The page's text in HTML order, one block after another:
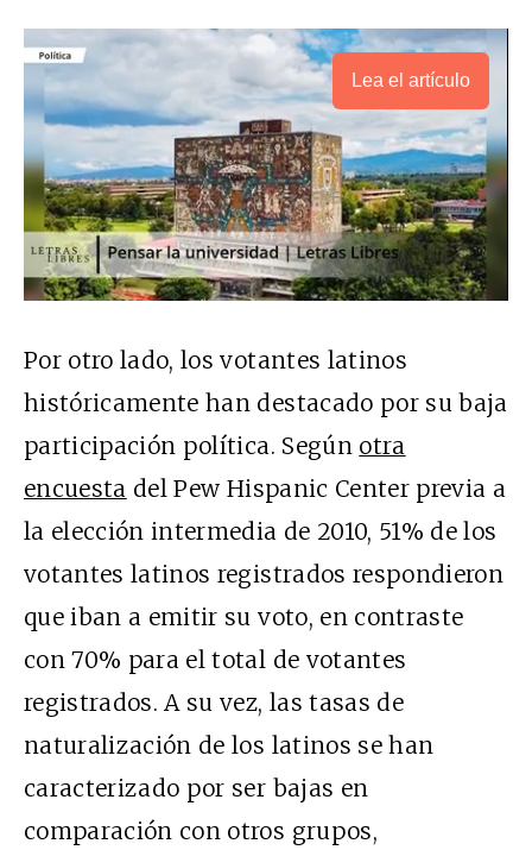
Lea el artículo
Por otro lado, los votantes latinos
históricamente han destacado por su baja
participación política. Según otra
encuesta del Pew Hispanic Center previa a
la elección intermedia de 2010, 51% de los
votantes latinos registrados respondieron
que iban a emitir su voto, en contraste
con 70% para el total de votantes
registrados. A su vez, las tasas de
naturalización de los latinos se han
caracterizado por ser bajas en
comparación con otros grupos,